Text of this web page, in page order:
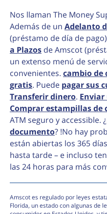
Nos llaman The Money
Además de un Adelanto
(préstamo de día de
a Plazos de Amscot
un extenso menú de
convenientes. cambio de
gratis. Puede pagar sus
Transferir dinero.
Comprar estampillas de
ATM seguro y accessible.
documento? !No hay
están abiertas los 365
hasta tarde – e incluso
las 24 horas para más
Amscot es regulado por leyes
Florida, un estado con algunas de